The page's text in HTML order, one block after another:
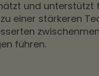
und unterstützt
einer stärkeren
führen.